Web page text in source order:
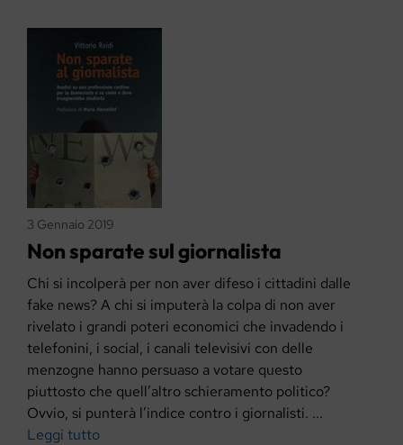
3 Gennaio 2019
Non sparate sul giornalista
Chi si incolperà per non aver difeso i cittadini dalle
fake news? A chi si imputerà la colpa di non aver
rivelato i grandi poteri economici che invadendo i
telefonini, i social, i canali televisivi con delle
menzogne hanno persuaso a votare questo
piuttosto che quell’altro schieramento politico?
Ovvio, si punterà l’indice contro i giornalisti. ...
Leggi tutto